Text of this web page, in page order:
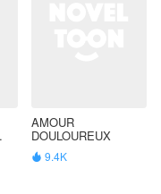
AMOUR
DOULOUREUX
 9.4K